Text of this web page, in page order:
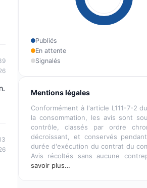
Publiés
En attente
Signalés
Mentions légales
Conformément à l'article L111-7-2
la consommation, les avis sont
contrôle, classés par ordre
décroissant, et conservés
durée d'exécution du contrat du
Avis récoltés sans aucune
savoir plus…